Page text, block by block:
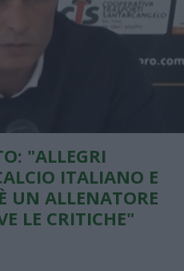
"ALLEGRI
ITALIANO E
UN ALLENATORE
LE CRITICHE"